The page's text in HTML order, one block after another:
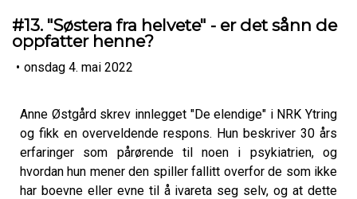
#13. "Søstera fra helvete" - er det sånn de
oppfatter henne?
• onsdag 4. mai 2022
Anne Østgård skrev innlegget "De elendige" i NRK Ytring
og fikk en overveldende respons. Hun beskriver 30 års
erfaringer som pårørende til noen i psykiatrien, og
hvordan hun mener den spiller fallitt overfor de som ikke
har boevne eller evne til å ivareta seg selv, og at dette